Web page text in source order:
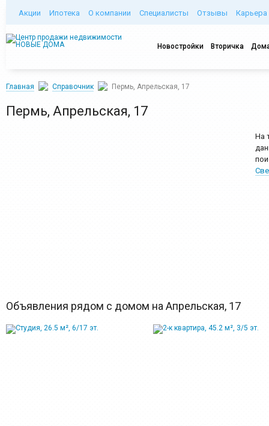
Акции Ипотека О компании Специалисты Отзывы Карьера
Новостройки Вторичка
Главная Справочник Пермь, Апрельская, 17
Пермь, Апрельская, 17
На
Объявления рядом с домом на Апрельская, 17